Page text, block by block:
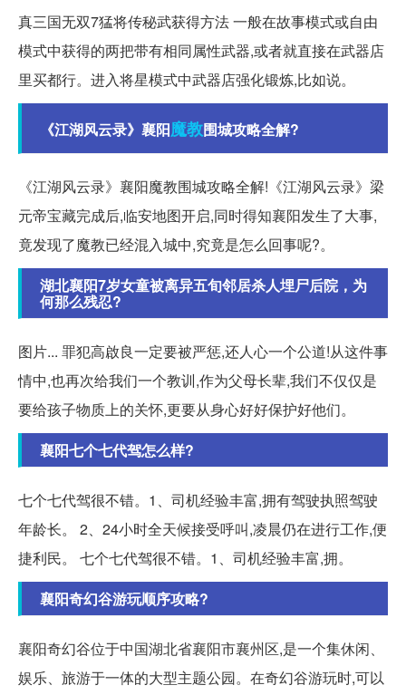
真三国无双7猛将传秘武获得方法 一般在故事模式或自由
模式中获得的两把带有相同属性武器,或者就直接在武器店
里买都行。进入将星模式中武器店强化锻炼,比如说。
《江湖风云录》襄阳魔教围城攻略全解?
《江湖风云录》襄阳魔教围城攻略全解!《江湖风云录》梁
元帝宝藏完成后,临安地图开启,同时得知襄阳发生了大事,
竟发现了魔教已经混入城中,究竟是怎么回事呢?。
湖北襄阳7岁女童被离异五旬邻居杀人埋尸后院，为
何那么残忍?
图片... 罪犯高啟良一定要被严惩,还人心一个公道!从这件事
情中,也再次给我们一个教训,作为父母长辈,我们不仅仅是
要给孩子物质上的关怀,更要从身心好好保护好他们。
襄阳七个七代驾怎么样?
七个七代驾很不错。1、司机经验丰富,拥有驾驶执照驾驶
年龄长。 2、24小时全天候接受呼叫,凌晨仍在进行工作,便
捷利民。 七个七代驾很不错。1、司机经验丰富,拥。
襄阳奇幻谷游玩顺序攻略?
襄阳奇幻谷位于中国湖北省襄阳市襄州区,是一个集休闲、
娱乐、旅游于一体的大型主题公园。在奇幻谷游玩时,可以